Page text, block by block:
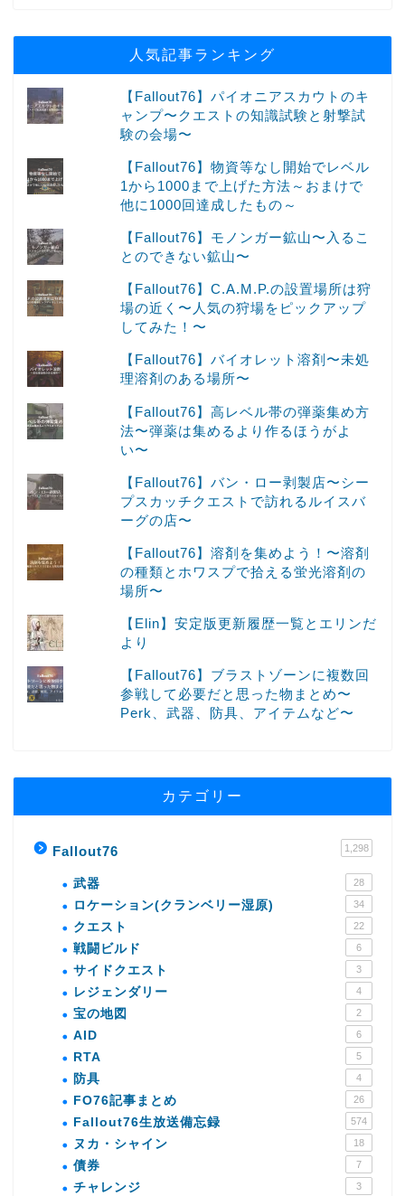
人気記事ランキング
【Fallout76】パイオニアスカウトのキ
ャンプ〜クエストの知識試験と射撃試
験の会場〜
【Fallout76】物資等なし開始でレベル
1から1000まで上げた方法～おまけで
他に1000回達成したもの～
【Fallout76】モノンガー鉱山〜入るこ
とのできない鉱山〜
【Fallout76】C.A.M.P.の設置場所は狩
場の近く〜人気の狩場をピックアップ
してみた！〜
【Fallout76】バイオレット溶剤〜未処
理溶剤のある場所〜
【Fallout76】高レベル帯の弾薬集め方
法〜弾薬は集めるより作るほうがよ
い〜
【Fallout76】バン・ロー剥製店〜シー
プスカッチクエストで訪れるルイスバ
ーグの店〜
【Fallout76】溶剤を集めよう！〜溶剤
の種類とホワスプで拾える蛍光溶剤の
場所〜
【Elin】安定版更新履歴一覧とエリンだ
より
【Fallout76】ブラストゾーンに複数回
参戦して必要だと思った物まとめ〜
Perk、武器、防具、アイテムなど〜
カテゴリー
Fallout76 1,298
武器 28
ロケーション(クランベリー湿原) 34
クエスト 22
戦闘ビルド 6
サイドクエスト 3
レジェンダリー 4
宝の地図 2
AID 6
RTA 5
防具 4
FO76記事まとめ 26
Fallout76生放送備忘録 574
ヌカ・シャイン 18
債券 7
チャレンジ 3